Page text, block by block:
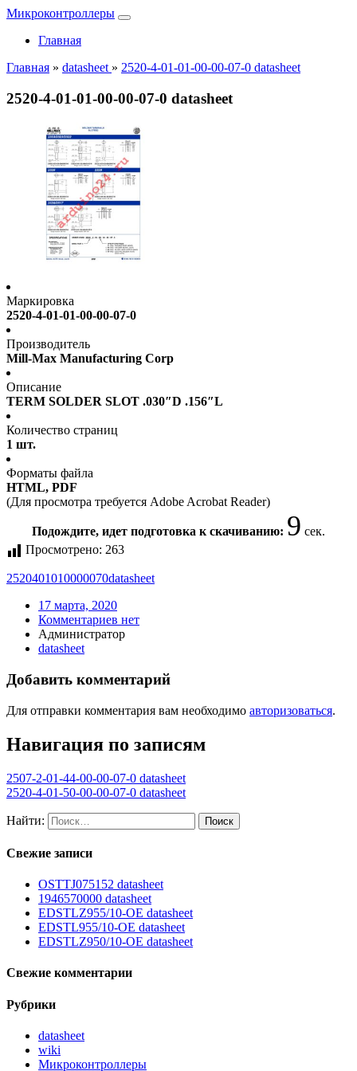
Микроконтроллеры
Главная
Главная » datasheet » 2520-4-01-01-00-00-07-0 datasheet
2520-4-01-01-00-00-07-0 datasheet
Маркировка
2520-4-01-01-00-00-07-0
Производитель
Mill-Max Manufacturing Corp
Описание
TERM SOLDER SLOT .030″D .156″L
Количество страниц
1 шт.
Форматы файла
HTML, PDF
(Для просмотра требуется Adobe Acrobat Reader)
Подождите, идет подготовка к скачиванию: 9 сек.
Просмотрено: 263
2520401010000070datasheet
17 марта, 2020
Комментариев нет
Администратор
datasheet
Добавить комментарий
Для отправки комментария вам необходимо авторизоваться.
Навигация по записям
2507-2-01-44-00-00-07-0 datasheet
2520-4-01-50-00-00-07-0 datasheet
Найти:
Свежие записи
OSTTJ075152 datasheet
1946570000 datasheet
EDSTLZ955/10-OE datasheet
EDSTL955/10-OE datasheet
EDSTLZ950/10-OE datasheet
Свежие комментарии
Рубрики
datasheet
wiki
Микроконтроллеры